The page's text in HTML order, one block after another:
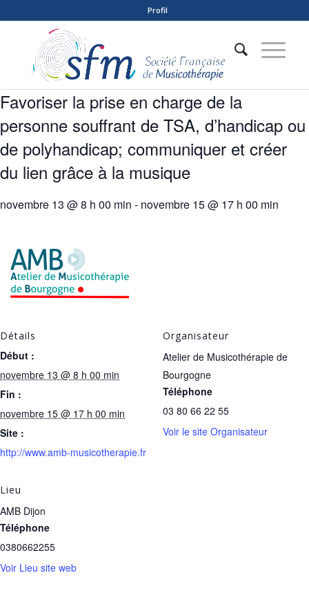
Profil
Favoriser la prise en charge de la
personne souffrant de TSA, d’handicap ou
de polyhandicap; communiquer et créer
du lien grâce à la musique
novembre 13 @ 8 h 00 min - novembre 15 @ 17 h 00 min
Détails
Début :
novembre 13 @ 8 h 00 min
Fin :
novembre 15 @ 17 h 00 min
Site :
http://www.amb-musicotherapie.fr
Organisateur
Atelier de Musicothérapie de
Bourgogne
Téléphone
03 80 66 22 55
Voir le site Organisateur
Lieu
AMB Dijon
Téléphone
0380662255
Voir Lieu site web